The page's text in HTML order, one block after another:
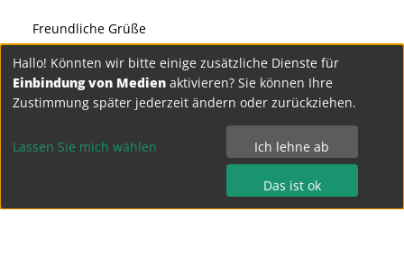
Freundliche Grüße
Ihr Schulsekretariat
Hallo! Könnten wir bitte einige zusätzliche Dienste für
Einbindung von Medien aktivieren? Sie können Ihre
Zustimmung später jederzeit ändern oder zurückziehen.
Lassen Sie mich wählen Ich lehne ab
Das ist ok